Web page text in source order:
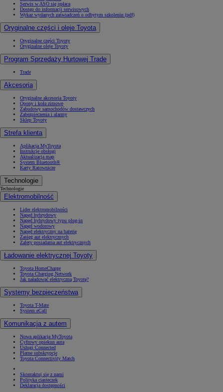
Serwis w ASO się opłaca
Dostęp do informacji serwisowych
Wykaz wydanych zaświadczeń o odbytym szkoleniu (pdf)
Oryginalne części i oleje Toyota
Oryginalne części Toyoty
Oryginalne oleje Toyoty
Program Sprzedaży Hurtowej Trade
Trade
Akcesoria
Oryginalne akcesoria Toyoty
Opony i koła zimowe
Zabudowy samochodów dostawczych
Zabezpieczenia i alarmy
Sklep Toyoty
Strefa klienta
Aplikacja MyToyota
Instrukcje obsługi
Aktualizacja map
System Bluetooth®
Karty Ratownicze
Technologie
Technologie
Elektromobilność
Lider elektromobilności
Napęd hybrydowy
Napęd hybrydowy typu plug-in
Napęd wodorowy
Napęd elektryczny na baterię
Zasięg aut elektrycznych
Zalety posiadania aut elektrycznych
Ładowanie elektrycznej Toyoty
Toyota HomeCharge
Toyota Charging Network
Jak naładować elektryczną Toyotę?
Systemy bezpieczeństwa
Toyota T-Mate
System eCall
Komunikacja z autem
Nowa aplikacja MyToyota
Cyfrowy opiekun auta
Usługi Connected
Płatne subskrypcje
Toyota Connectivity Match
Skontaktuj się z nami
Polityka ciasteczek
Deklaracja dostępności